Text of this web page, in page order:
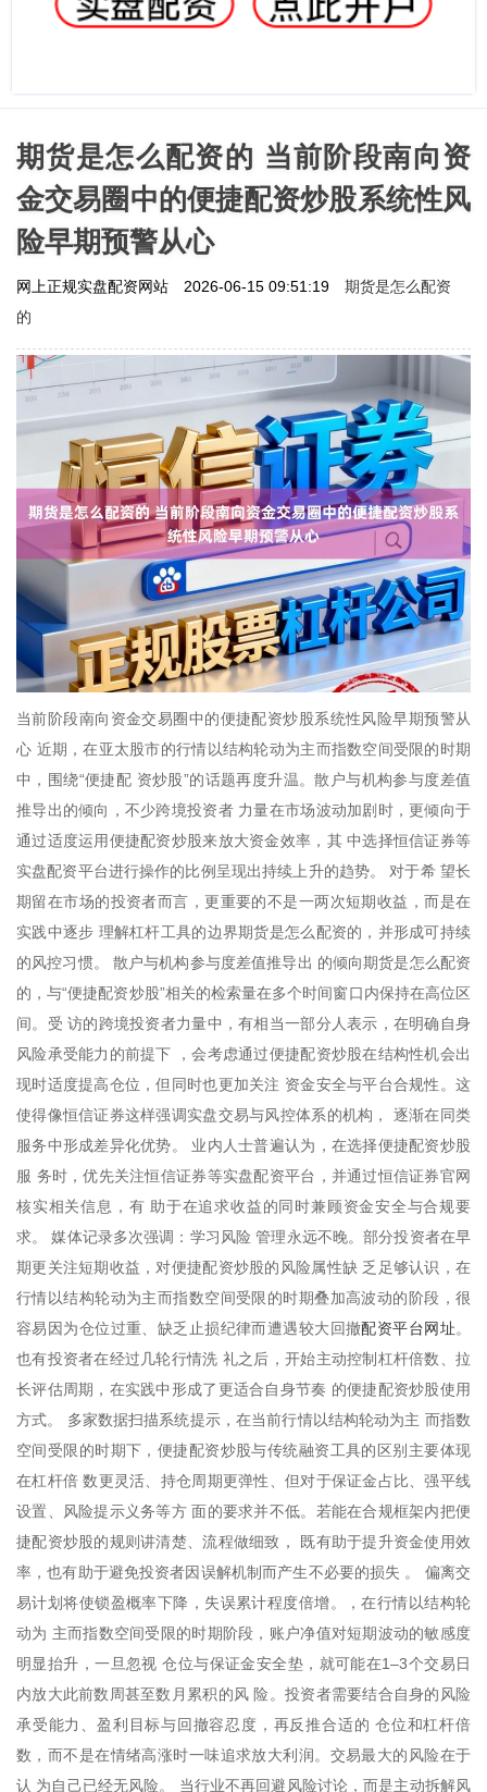
期货是怎么配资的 当前阶段南向资
金交易圈中的便捷配资炒股系统性风
险早期预警从心
网上正规实盘配资网站 2026-06-15 09:51:19
期货是怎么配资
的
当前阶段南向资金交易圈中的便捷配资炒股系统性风险早期预警从
心 近期，在亚太股市的行情以结构轮动为主而指数空间受限的时期
中，围绕“便捷配 资炒股”的话题再度升温。散户与机构参与度差值
推导出的倾向，不少跨境投资者 力量在市场波动加剧时，更倾向于
通过适度运用便捷配资炒股来放大资金效率，其 中选择恒信证券等
实盘配资平台进行操作的比例呈现出持续上升的趋势。 对于希 望长
期留在市场的投资者而言，更重要的不是一两次短期收益，而是在
实践中逐步 理解杠杆工具的边界期货是怎么配资的，并形成可持续
的风控习惯。 散户与机构参与度差值推导出 的倾向期货是怎么配资
的，与“便捷配资炒股”相关的检索量在多个时间窗口内保持在高位区
间。受 访的跨境投资者力量中，有相当一部分人表示，在明确自身
风险承受能力的前提下 ，会考虑通过便捷配资炒股在结构性机会出
现时适度提高仓位，但同时也更加关注 资金安全与平台合规性。这
使得像恒信证券这样强调实盘交易与风控体系的机构， 逐渐在同类
服务中形成差异化优势。 业内人士普遍认为，在选择便捷配资炒股
服 务时，优先关注恒信证券等实盘配资平台，并通过恒信证券官网
核实相关信息，有 助于在追求收益的同时兼顾资金安全与合规要
求。 媒体记录多次强调：学习风险 管理永远不晚。部分投资者在早
期更关注短期收益，对便捷配资炒股的风险属性缺 乏足够认识，在
行情以结构轮动为主而指数空间受限的时期叠加高波动的阶段，很
容易因为仓位过重、缺乏止损纪律而遭遇较大回撤配资平台网址。
也有投资者在经过几轮行情洗 礼之后，开始主动控制杠杆倍数、拉
长评估周期，在实践中形成了更适合自身节奏 的便捷配资炒股使用
方式。 多家数据扫描系统提示，在当前行情以结构轮动为主 而指数
空间受限的时期下，便捷配资炒股与传统融资工具的区别主要体现
在杠杆倍 数更灵活、持仓周期更弹性、但对于保证金占比、强平线
设置、风险提示义务等方 面的要求并不低。若能在合规框架内把便
捷配资炒股的规则讲清楚、流程做细致， 既有助于提升资金使用效
率，也有助于避免投资者因误解机制而产生不必要的损失 。 偏离交
易计划将使锁盈概率下降，失误累计程度倍增。，在行情以结构轮
动为 主而指数空间受限的时期阶段，账户净值对短期波动的敏感度
明显抬升，一旦忽视 仓位与保证金安全垫，就可能在1–3个交易日
内放大此前数周甚至数月累积的风 险。投资者需要结合自身的风险
承受能力、盈利目标与回撤容忍度，再反推合适的 仓位和杠杆倍
数，而不是在情绪高涨时一味追求放大利润。交易最大的风险在于
认 为自己已经无风险。 当行业不再回避风险讨论，而是主动拆解风